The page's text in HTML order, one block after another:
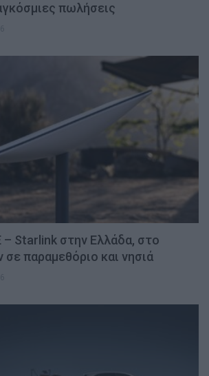
πωλήσεις
Starlink στην Ελλάδα, στο
σε παραμεθόριο και νησιά